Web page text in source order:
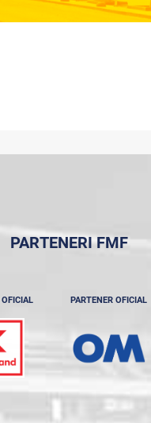
PARTENERI FMF
PARTENER OFICIAL